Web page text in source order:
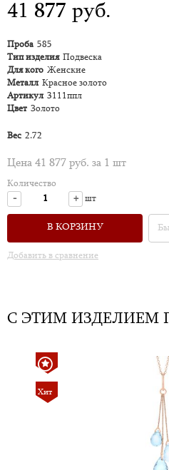
41 877 руб.
Проба 585
Тип изделия Подвеска
Для кого Женские
Металл Красное золото
Артикул 3111ппл
Цвет Золото
Вес 2.72
Цена 41 877 руб. за 1 шт
Количество
-
+ шт
В КОРЗИНУ
Добавить в сравнение
С ЭТИМ ИЗДЕЛИЕМ
Хит